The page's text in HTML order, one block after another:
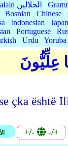
AlJalalain الجلالين
Bosnian Chinese
Indonesian
Portuguese
Urdu Yoruba
عِلِّيُّونَ
çka është
+/- -/+